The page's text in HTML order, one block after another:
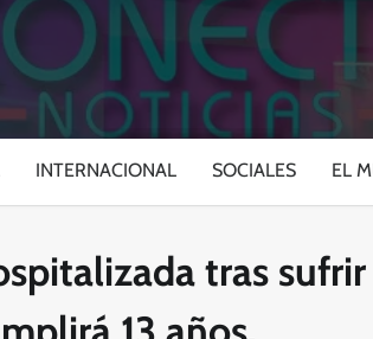
INTERNACIONAL SOCIALES EL
tras